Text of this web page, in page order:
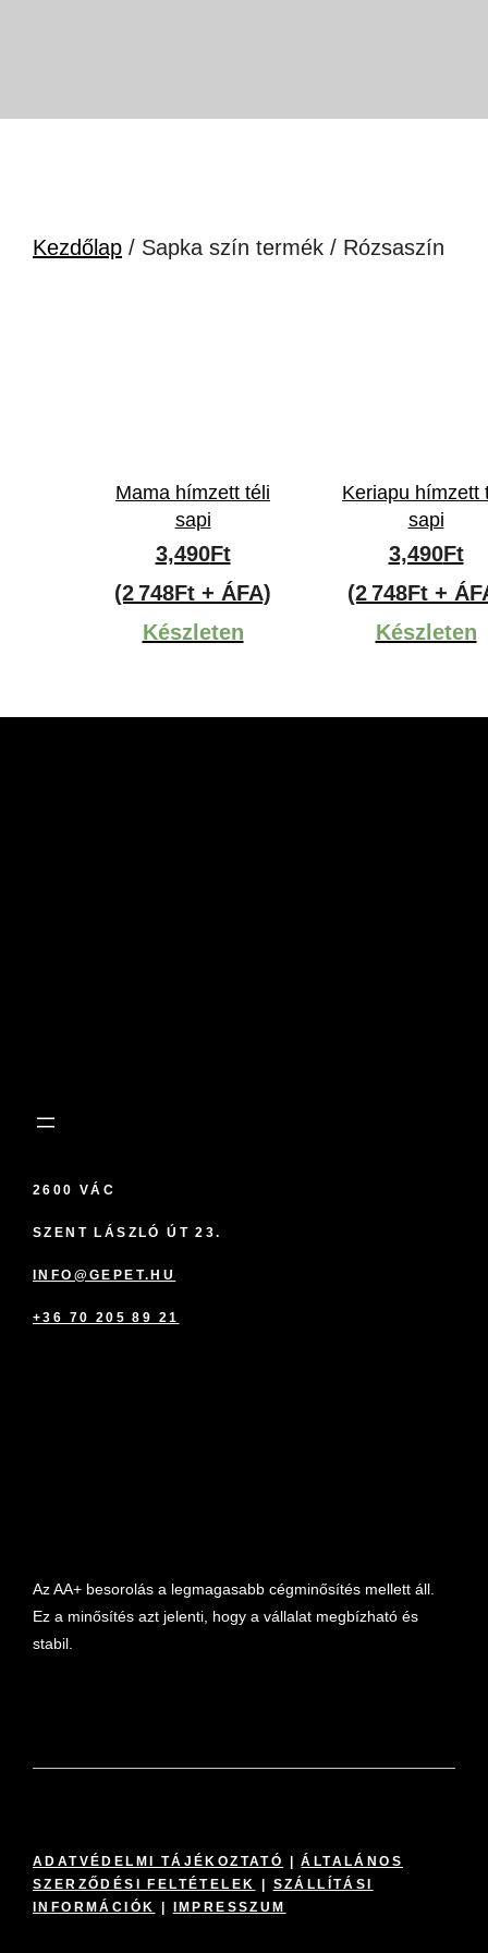
Kezdőlap / Sapka szín termék / Rózsaszín
Mama hímzett téli
sapi
3,490Ft
(2 748Ft + ÁFA)
Készleten
Keriapu hímzett
sapi
3,490Ft
(2 748Ft +
Készleten
2600 VÁC
SZENT LÁSZLÓ ÚT 23.
INFO@GEPET.HU
+36 70 205 89 21
Az AA+ besorolás a legmagasabb cégminősítés mellett áll.
Ez a minősítés azt jelenti, hogy a vállalat megbízható és
stabil.
ADATVÉDELMI TÁJÉKOZTATÓ |ÁLTALÁNOS
SZERZŐDÉSI FELTÉTELEK
SZÁLLÍTÁSI
INFORMÁCIÓK
IMPRESSZUM